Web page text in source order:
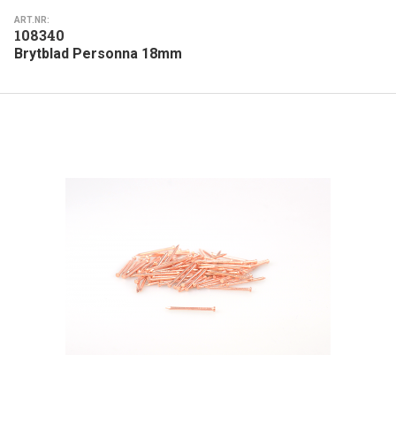
ART.NR:
108340
Brytblad Personna 18mm